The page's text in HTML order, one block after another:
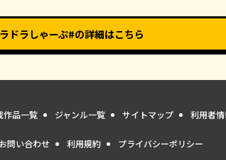
ドラしゃーぷ#の詳細はこちら
作品一覧 ジャンル一覧 サイトマップ 利用者
問い合わせ 利用規約 プライバシーポリシー